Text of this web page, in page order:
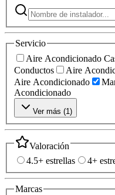
Servicio
Aire Acondicionado
Conductos
Aire
Aire Acondicionado
Acondicionado
Ver más (1)
Valoración
4.5+ estrellas
4+
Marcas